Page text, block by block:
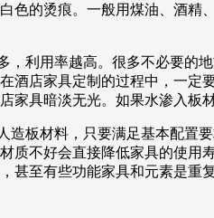
色的烫痕。一般用煤油、酒
利用率越高。很多不必要
酒店家具定制的过程中，一
具暗淡无光。如果水渗入板
板材料，只要满足基本配
质不好会直接降低家具的使
甚至有些功能家具和元素是重复